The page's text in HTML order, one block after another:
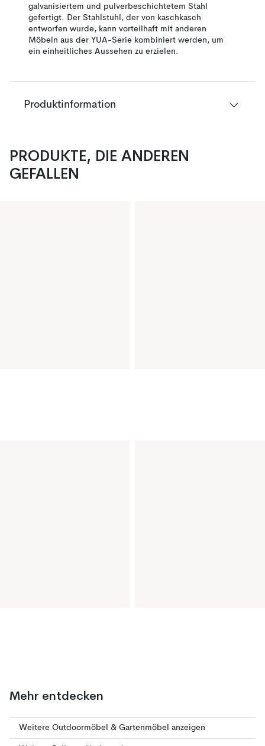
galvanisiertem und pulverbeschichtetem Stahl
gefertigt. Der Stahlstuhl, der von kaschkasch
entworfen wurde, kann vorteilhaft mit anderen
Möbeln aus der YUA-Serie kombiniert werden, um
ein einheitliches Aussehen zu erzielen.
Produktinformation
PRODUKTE, DIE ANDEREN
GEFALLEN
Mehr entdecken
Weitere Outdoormöbel & Gartenmöbel anzeigen